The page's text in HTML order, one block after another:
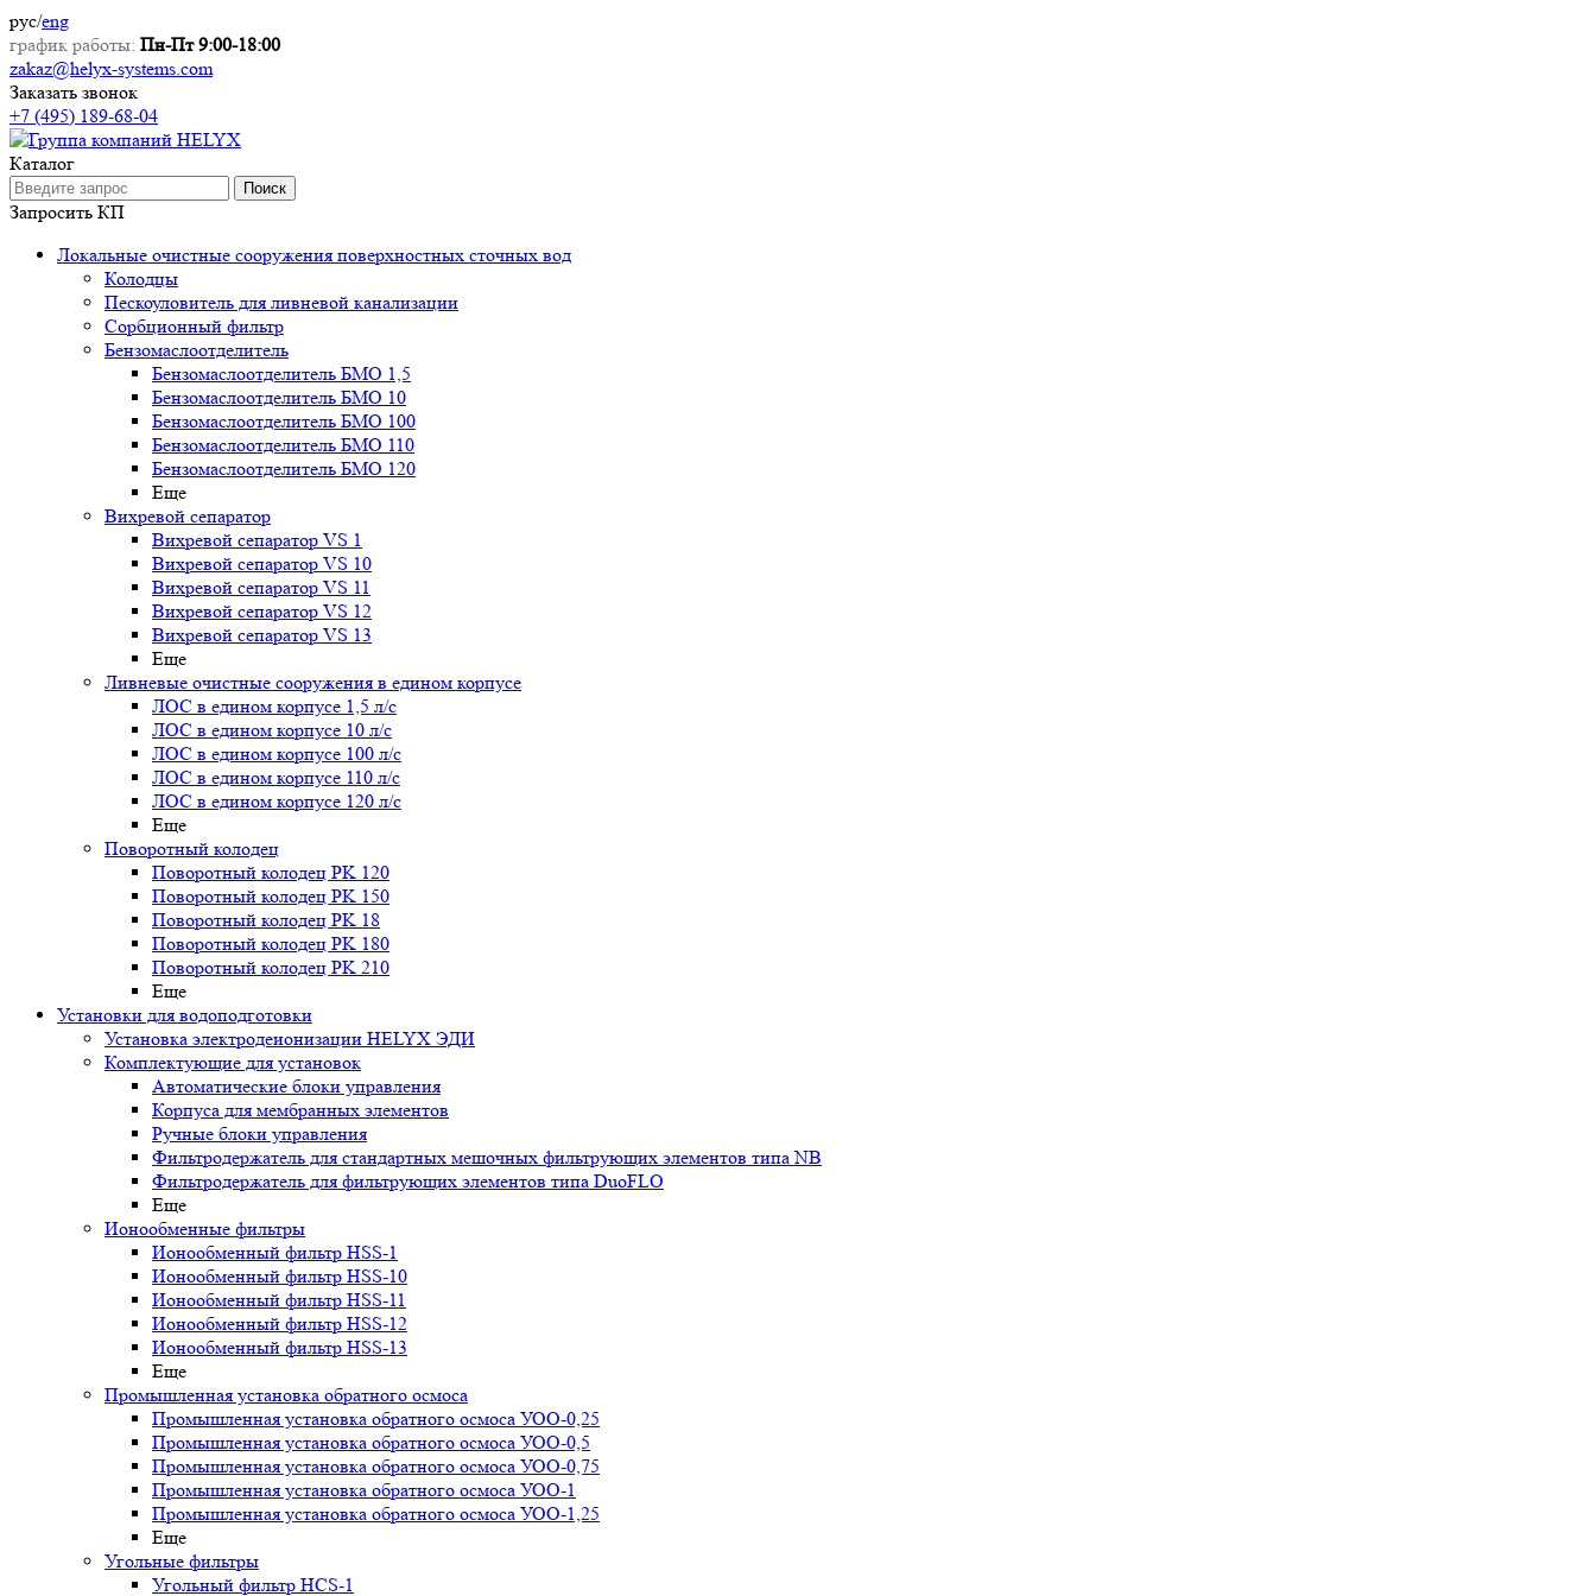
рус/eng
график работы: Пн-Пт 9:00-18:00
zakaz@helyx-systems.com
Заказать звонок
+7 (495) 189-68-04
Каталог
Поиск
Запросить КП
Локальные очистные сооружения поверхностных сточных вод
Колодцы
Пескоуловитель для ливневой канализации
Сорбционный фильтр
Бензомаслоотделитель
Бензомаслоотделитель БМО 1,5
Бензомаслоотделитель БМО 10
Бензомаслоотделитель БМО 100
Бензомаслоотделитель БМО 110
Бензомаслоотделитель БМО 120
Еще
Вихревой сепаратор
Вихревой сепаратор VS 1
Вихревой сепаратор VS 10
Вихревой сепаратор VS 11
Вихревой сепаратор VS 12
Вихревой сепаратор VS 13
Еще
Ливневые очистные сооружения в едином корпусе
ЛОС в едином корпусе 1,5 л/с
ЛОС в едином корпусе 10 л/с
ЛОС в едином корпусе 100 л/с
ЛОС в едином корпусе 110 л/с
ЛОС в едином корпусе 120 л/с
Еще
Поворотный колодец
Поворотный колодец PK 120
Поворотный колодец PK 150
Поворотный колодец PK 18
Поворотный колодец PK 180
Поворотный колодец PK 210
Еще
Установки для водоподготовки
Установка электродеионизации HELYX ЭДИ
Комплектующие для установок
Автоматические блоки управления
Корпуса для мембранных элементов
Ручные блоки управления
Фильтродержатель для стандартных мешочных фильтрующих элементов типа NB
Фильтродержатель для фильтрующих элементов типа DuoFLO
Еще
Ионообменные фильтры
Ионообменный фильтр HSS-1
Ионообменный фильтр HSS-10
Ионообменный фильтр HSS-11
Ионообменный фильтр HSS-12
Ионообменный фильтр HSS-13
Еще
Промышленная установка обратного осмоса
Промышленная установка обратного осмоса УОО-0,25
Промышленная установка обратного осмоса УОО-0,5
Промышленная установка обратного осмоса УОО-0,75
Промышленная установка обратного осмоса УОО-1
Промышленная установка обратного осмоса УОО-1,25
Еще
Угольные фильтры
Угольный фильтр HСS-1